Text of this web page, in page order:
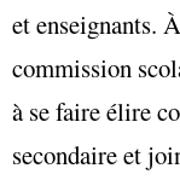
et enseignants.
commission
à se faire élire
secondaire et